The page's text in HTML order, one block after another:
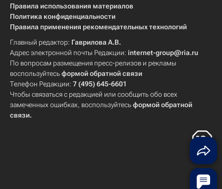
Правила использования материалов
Политика конфиденциальности
Правила применения рекомендательных технологий
Главный редактор: Гаврилова А.В.
Адрес электронной почты Редакции: internet-group@ria.ru
По вопросам размещения пресс-релизов и рекламы
воспользуйтесьформой обратной связи
Телефон Редакции: 7 (495) 645-6601
Чтобы связаться с редакцией или сообщить обо всех
замеченных ошибках, воспользуйтесьформой обратной
связи.